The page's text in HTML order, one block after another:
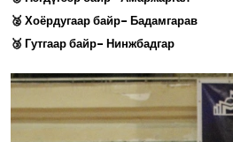
🥈 Хоёрдугаар байр- Бадамгарав
🥉 Гутгаар байр- Нинжбадгар